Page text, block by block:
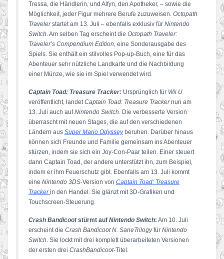
Tressa, die Händlerin, und Alfyn, den Apotheker, – sowie die
Möglichkeit, jeder Figur mehrere Berufe zuzuweisen. Octopath
Travelerstartet am 13. Juli – ebenfalls exklusiv für Nintendo
Switch. Am selben Tag erscheint die Octopath Traveler:
Traveler’s Compendium Edition, eine Sonderausgabe des
Spiels. Sie enthält ein stilvolles Pop-up-Buch, eine für das
Abenteuer sehr nützliche Landkarte und die Nachbildung
einer Münze, wie sie im Spiel verwendet wird.
Captain Toad: Treasure Tracker: Ursprünglich für Wii U
veröffentlicht, landetCaptain Toad: Treasure Trackernun am
13. Juli auch aufNintendo Switch. Die verbesserte Version
überrascht mit neuen Stages, die auf den verschiedenen
Ländern aus Super Mario Odysseyberuhen. Darüber hinaus
können sich Freunde und Familie gemeinsam ins Abenteuer
stürzen, indem sie sich ein Joy-Con-Paar teilen. Einer steuert
dann Captain Toad, der andere unterstützt ihn, zum Beispiel,
indem er ihm Feuerschutz gibt. Ebenfalls am 13. Juli kommt
eine Nintendo 3DS-Version von Captain Toad: Treasure
Trackerin den Handel. Sie glänzt mit 3D-Grafiken und
Touchscreen-Steuerung.
Crash Bandicoot stürmt auf Nintendo Switch: Am 10. Juli
erscheint die Crash Bandicoot N. SaneTrilogyfür Nintendo
Switch. Sie lockt mit drei komplett überarbeiteten Versionen
der ersten drei CrashBandicoot-Titel.